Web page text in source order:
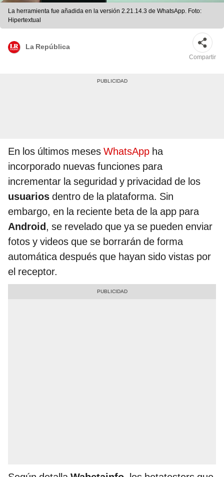
La herramienta fue añadida en la versión 2.21.14.3 de WhatsApp. Foto:
Hipertextual
La República
Compartir
En los últimos meses WhatsApp ha
incorporado nuevas funciones para
incrementar la seguridad y privacidad de los
usuarios dentro de la plataforma. Sin
embargo, en la reciente beta de la app para
Android, se revelado que ya se pueden enviar
fotos y videos que se borrarán de forma
automática después que hayan sido vistas por
el receptor.